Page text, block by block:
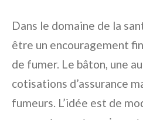
Dans le domaine de la
être un encouragement
de fumer. Le bâton, une
cotisations d’assurance
fumeurs. L’idée est de